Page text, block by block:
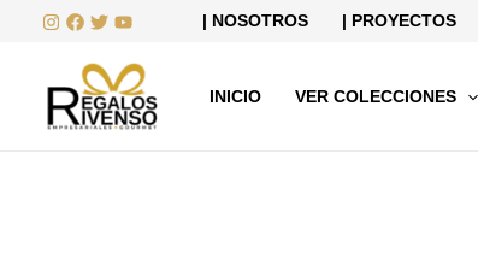
contenido
| NOSOTROS | PROYECTOS
INICIO VER COLECCIONES